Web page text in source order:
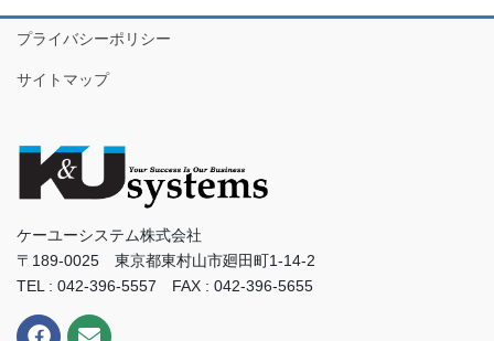
プライバシーポリシー
サイトマップ
ケーユーシステム株式会社
〒189-0025 東京都東村山市廻田町1-14-2
TEL : 042-396-5557 FAX : 042-396-5655